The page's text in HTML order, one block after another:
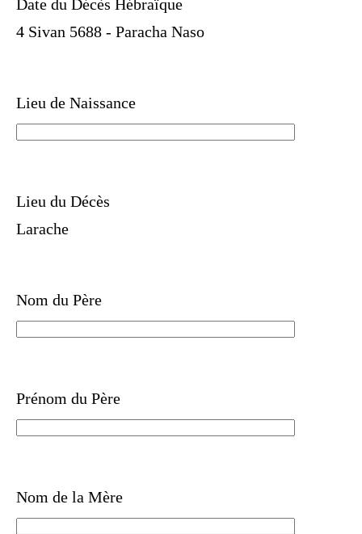
Date du Décès Hébraïque
4 Sivan 5688 - Paracha Naso
Lieu de Naissance
Lieu du Décès
Larache
Nom du Père
Prénom du Père
Nom de la Mère